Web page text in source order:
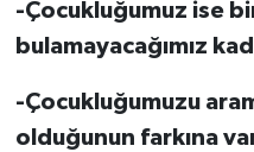
-Çocukluğumuz ise
bulamayacağımız
-Çocukluğumuzu
olduğunun farkına